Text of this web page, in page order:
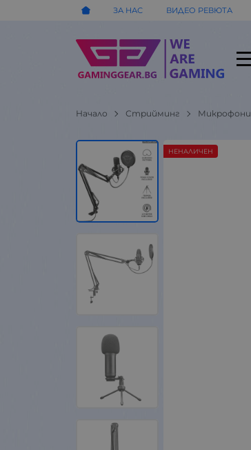
ЗА НАС ВИДЕО РЕВЮТА
Начало Стрийминг Микрофони
НЕНАЛИЧЕН